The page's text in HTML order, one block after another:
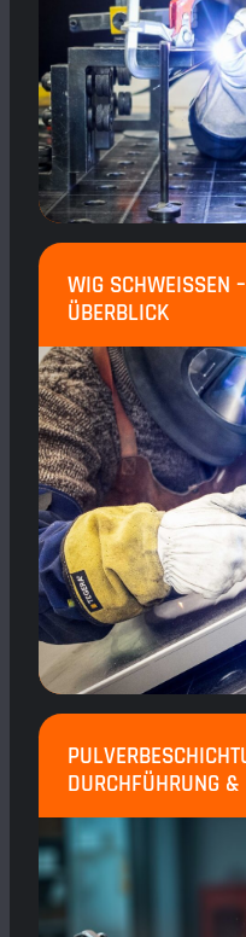
WIG SCHWEISSEN
BERBLICK
DURCHFÜHRUNG